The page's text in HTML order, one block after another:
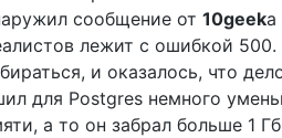
сообщение от 10geekа
лежит с ошибкой 500.
и оказалось, что
для Postgres немного
а то он забрал больше 1